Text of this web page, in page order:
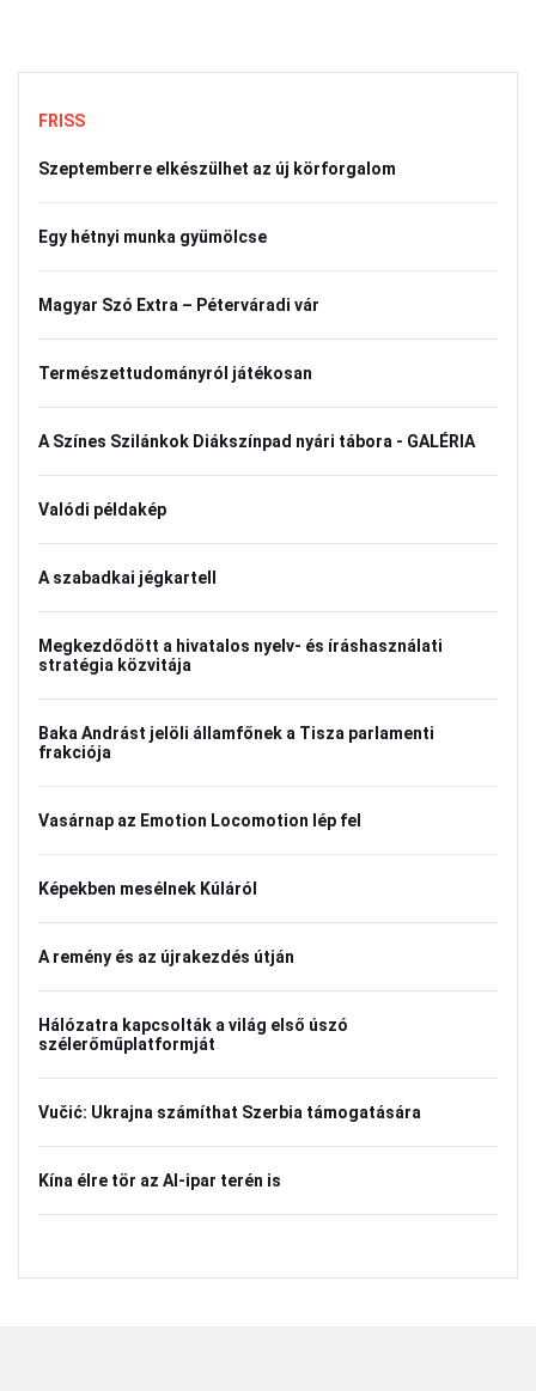
FRISS
Szeptemberre elkészülhet az új körforgalom
Egy hétnyi munka gyümölcse
Magyar Szó Extra – Péterváradi vár
Természettudományról játékosan
A Színes Szilánkok Diákszínpad nyári tábora - GALÉRIA
Valódi példakép
A szabadkai jégkartell
Megkezdődött a hivatalos nyelv- és íráshasználati
stratégia közvitája
Baka Andrást jelöli államfőnek a Tisza parlamenti
frakciója
Vasárnap az Emotion Locomotion lép fel
Képekben mesélnek Kúláról
A remény és az újrakezdés útján
Hálózatra kapcsolták a világ első úszó
szélerőműplatformját
Vučić: Ukrajna számíthat Szerbia támogatására
Kína élre tör az AI-ipar terén is